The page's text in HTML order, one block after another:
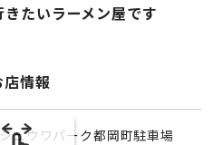
たいラーメン屋です
店情報
シュウワパーク都岡町駐車場